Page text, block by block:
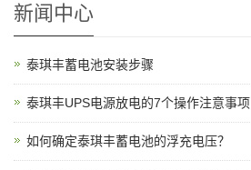
新闻中心
泰琪丰蓄电池安装步骤
泰琪丰UPS电源放电的7个操作注意事项
如何确定泰琪丰蓄电池的浮充电压？